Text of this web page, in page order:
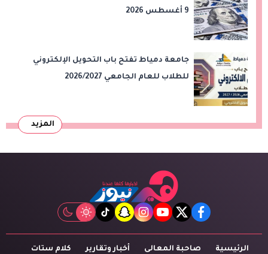
9 أغسطس 2026
جامعة دمياط تفتح باب التحويل الإلكتروني
للطلاب للعام الجامعي 2026/2027
المزيد
facebook
twitter
youtube
instagram
snapchat
tiktok
الرئيسية صاحبة المعالى أخبار وتقارير كلام ستات